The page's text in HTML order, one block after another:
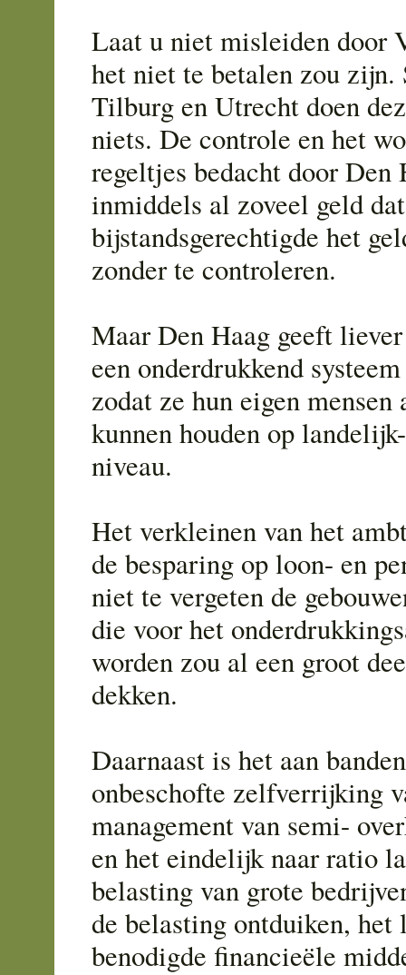
Laat u niet misleiden door
het niet te betalen zou zijn.
Tilburg en Utrecht doen
niets. De controle en het
regeltjes bedacht door Den
inmiddels al zoveel geld
bijstandsgerechtigde het
zonder te controleren.
Maar Den Haag geeft
een onderdrukkend
zodat ze hun eigen mensen
kunnen houden op
niveau.
Het verkleinen van het
de besparing op loon- en
niet te vergeten de
die voor het
worden zou al een groot
dekken.
Daarnaast is het aan
onbeschofte zelfverrijking
management van semi-
en het eindelijk naar ratio
belasting van grote
de belasting ontduiken, het
benodigde financieële